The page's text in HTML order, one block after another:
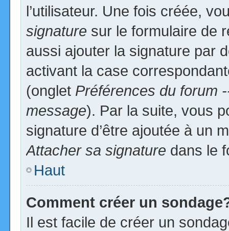
l’utilisateur. Une fois créée,
signature sur le formulaire de
aussi ajouter la signature par
activant la case
(onglet Préférences du forum
message). Par la suite, vous
signature d’être ajoutée à un
Attacher sa signature dans le
Haut
Comment créer un
Il est facile de créer un